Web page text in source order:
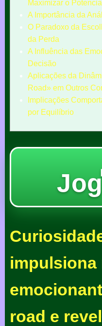
Maximizar o
A Importância da
O Paradoxo da
da Perda
A Influência das
Decisão
Aplicações da
Road» em Outros
Implicações
por Equilíbrio
impulsiona
road e